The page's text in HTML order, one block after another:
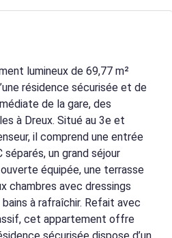
lumineux de 69,77 m²
résidence sécurisée et de
de la gare, des
à Dreux. Situé au 3e et
il comprend une entrée
un grand séjour
équipée, une terrasse
chambres avec dressings
à rafraîchir. Refait avec
cet appartement offre